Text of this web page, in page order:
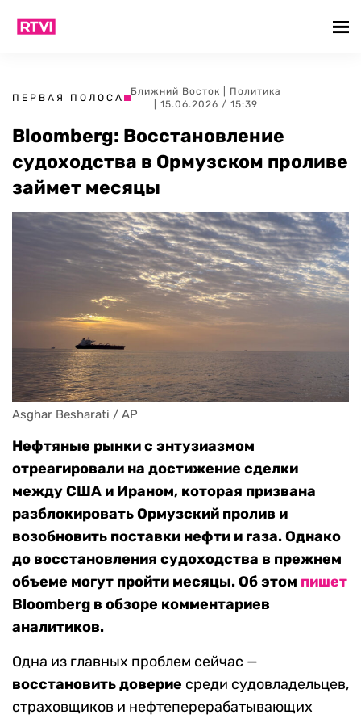
ПЕРВАЯ ПОЛОСА
Ближний Восток
Политика
| 15.06.2026 / 15:39
Bloomberg: Восстановление
судоходства в Ормузском проливе
займет месяцы
Asghar Besharati / AP
Нефтяные рынки с энтузиазмом
отреагировали на достижение сделки
между США и Ираном, которая призвана
разблокировать Ормузский пролив и
возобновить поставки нефти и газа. Однако
до восстановления судоходства в прежнем
объеме могут пройти месяцы. Об этом пишет
Bloomberg в обзоре комментариев
аналитиков.
Одна из главных проблем сейчас —
восстановить доверие среди судовладельцев,
страховщиков и нефтеперерабатывающих